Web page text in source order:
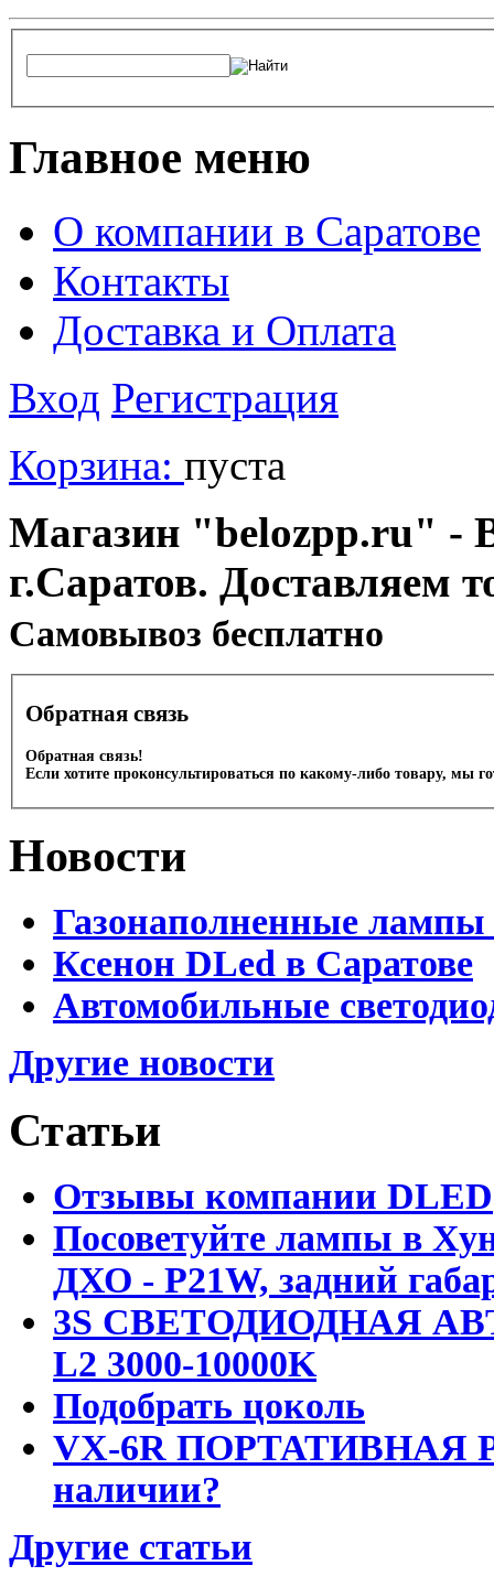
Главное меню
О компании в Саратове
Контакты
Доставка и Оплата
Вход Регистрация
Корзина: пуста
Магазин "belozpp.ru" -
г.Саратов. Доставляем
Cамовывоз бесплатно
Обратная связь
Обратная связь!
Если хотите проконсультироваться по какому-либо товару, мы
Новости
Газонаполненные лампы
Ксенон DLed в Саратове
Автомобильные
Другие новости
Статьи
Отзывы компании DLED
Посоветуйте лампы в
ДХО - P21W, задний
3S СВЕТОДИОДНАЯ
L2 3000-10000K
Подобрать цоколь
VX-6R ПОРТАТИВНАЯ
наличии?
Другие статьи